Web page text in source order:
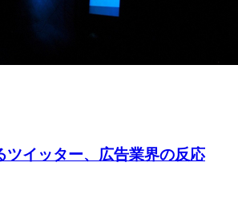
ツイッター、広告業界の反応